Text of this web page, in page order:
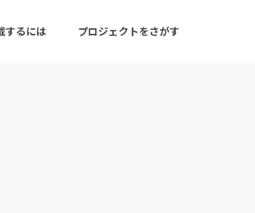
するには プロジェクトをさがす
ロジェクト